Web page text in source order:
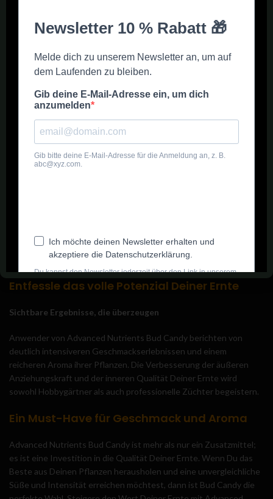
Optimierte Ernährung für herausragende Qualität
Mit Bud Candy versorgst Du Deine Pflanzen mit einer zusätzlichen
Energiequelle, die ihre Gesundheit und Widerstandsfähigkeit
nicht nur die Produktion von Terpenen, die für die Aromen und
die Entwicklung kräftigerer und widerstandsfähigerer Blüten.
Vielseitig und Einfach in der Anwendung
der gesamten Blütephase der Pflanzen fortgesetzt werden, um
maximale Ergebnisse zu erzielen.
Entfessle das volle Potenzial Deiner Ernte
Sichtbare Ergebnisse, die überzeugen
Anwender von Advanced Nutrients Bud Candy berichten von
deutlich intensiveren Geschmackserlebnissen und einem
reicheren Aroma ihrer Pflanzen. Die Verbesserung der äußeren
Anziehungskraft und der inneren Qualität Deiner Ernte wird
sowohl Hobbygärtner als auch professionelle Züchter begeistern.
Ein Must-Have für Geschmack und Aroma
Advanced Nutrients Bud Candy ist mehr als nur ein Zusatzmittel;
es ist eine Investition in die Qualität Deiner Ernte. Wenn Du das
Beste aus Deinen Pflanzen herausholen und eine unvergleichliche
Süße und Intensität erreichen möchtest, dann ist Bud Candy die